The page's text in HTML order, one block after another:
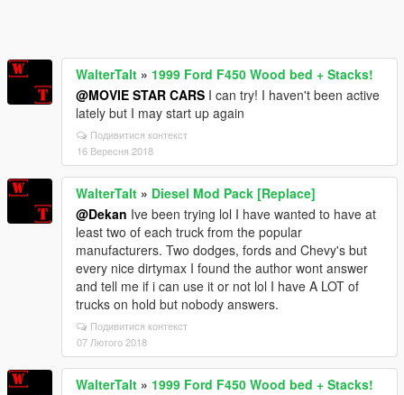
WalterTalt » 1999 Ford F450 Wood bed + Stacks!
@MOVIE STAR CARS I can try! I haven't been active
lately but I may start up again
Подивитися контекст
16 Вересня 2018
WalterTalt » Diesel Mod Pack [Replace]
@Dekan Ive been trying lol I have wanted to have at
least two of each truck from the popular
manufacturers. Two dodges, fords and Chevy's but
every nice dirtymax I found the author wont answer
and tell me if i can use it or not lol I have A LOT of
trucks on hold but nobody answers.
Подивитися контекст
07 Лютого 2018
WalterTalt » 1999 Ford F450 Wood bed + Stacks!